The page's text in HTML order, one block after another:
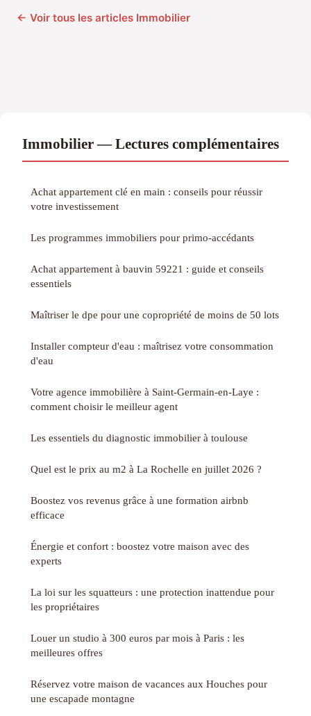
← Voir tous les articles Immobilier
Immobilier — Lectures complémentaires
Achat appartement clé en main : conseils pour réussir
votre investissement
Les programmes immobiliers pour primo-accédants
Achat appartement à bauvin 59221 : guide et conseils
essentiels
Maîtriser le dpe pour une copropriété de moins de 50 lots
Installer compteur d'eau : maîtrisez votre consommation
d'eau
Votre agence immobilière à Saint-Germain-en-Laye :
comment choisir le meilleur agent
Les essentiels du diagnostic immobilier à toulouse
Quel est le prix au m2 à La Rochelle en juillet 2026 ?
Boostez vos revenus grâce à une formation airbnb
efficace
Énergie et confort : boostez votre maison avec des
experts
La loi sur les squatteurs : une protection inattendue pour
les propriétaires
Louer un studio à 300 euros par mois à Paris : les
meilleures offres
Réservez votre maison de vacances aux Houches pour
une escapade montagne